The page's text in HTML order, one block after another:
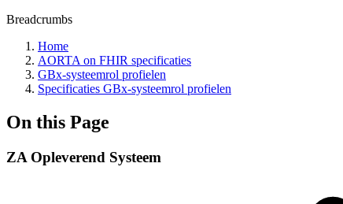
Breadcrumbs
Home
AORTA on FHIR specificaties
GBx-systeemrol profielen
Specificaties GBx-systeemrol profielen
On this Page
ZA Opleverend Systeem